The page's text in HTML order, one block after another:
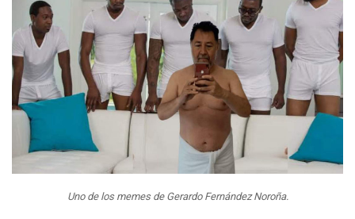
Uno de los memes de Gerardo Fernández Noroña.